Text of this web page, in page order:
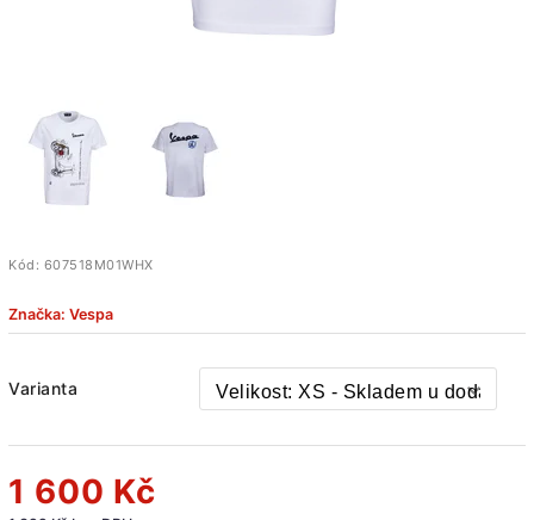
Kód: 607518M01WHX
Značka: Vespa
Varianta
1 600 Kč